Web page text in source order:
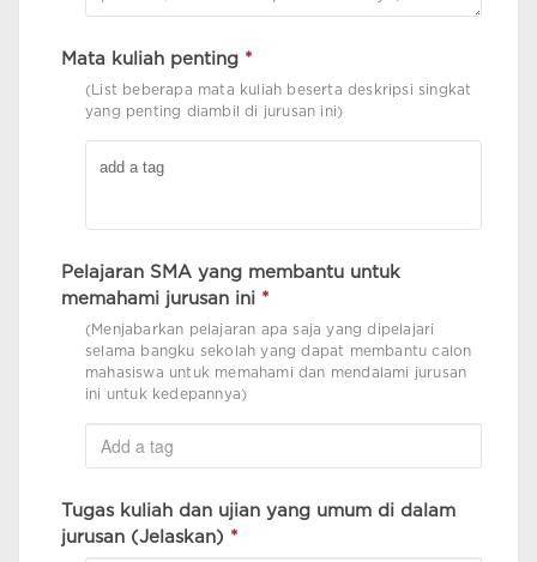
Mata kuliah penting *
(List beberapa mata kuliah beserta deskripsi singkat
yang penting diambil di jurusan ini)
Pelajaran SMA yang membantu untuk
memahami jurusan ini *
(Menjabarkan pelajaran apa saja yang dipelajari
selama bangku sekolah yang dapat membantu calon
mahasiswa untuk memahami dan mendalami jurusan
ini untuk kedepannya)
Tugas kuliah dan ujian yang umum di dalam
jurusan (Jelaskan) *